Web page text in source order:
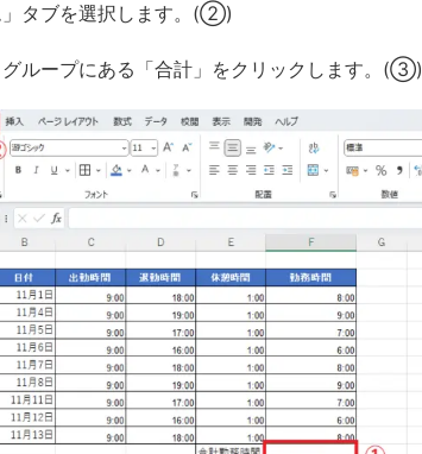
」タブを選択します。(②)
グループにある「合計」をクリックします。(③)